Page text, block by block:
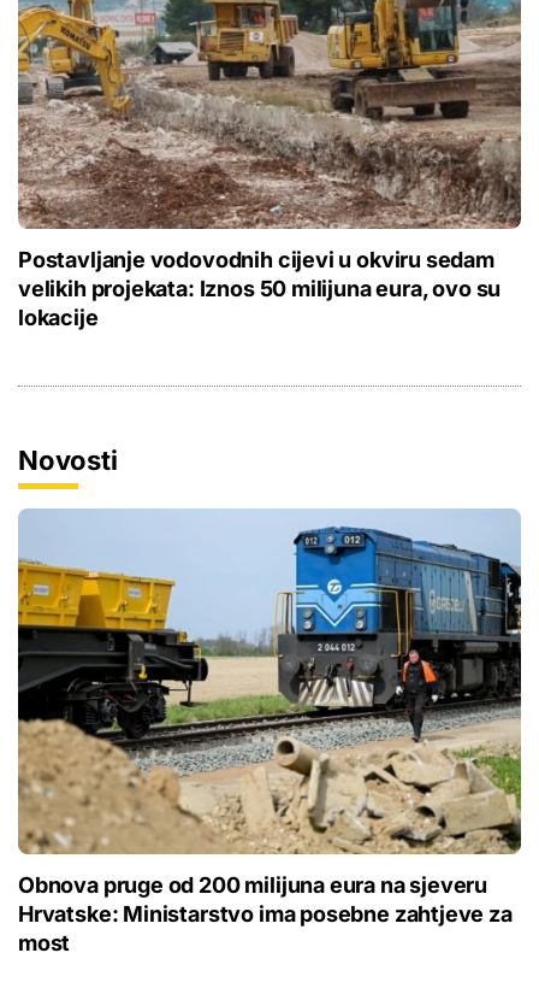
Postavljanje vodovodnih cijevi u okviru sedam
velikih projekata: Iznos 50 milijuna eura, ovo su
lokacije
Novosti
Obnova pruge od 200 milijuna eura na sjeveru
Hrvatske: Ministarstvo ima posebne zahtjeve za
most